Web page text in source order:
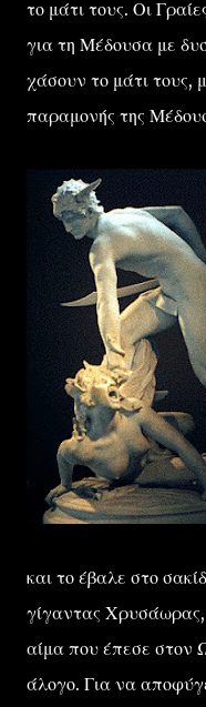
το μάτι τους. Οι
για τη Μέδουσα με
χάσουν το μάτι τους,
παραμονής της
και το έβαλε στο
γίγαντας Χρυσάωρας,
αίμα που έπεσε στον
άλογο. Για να